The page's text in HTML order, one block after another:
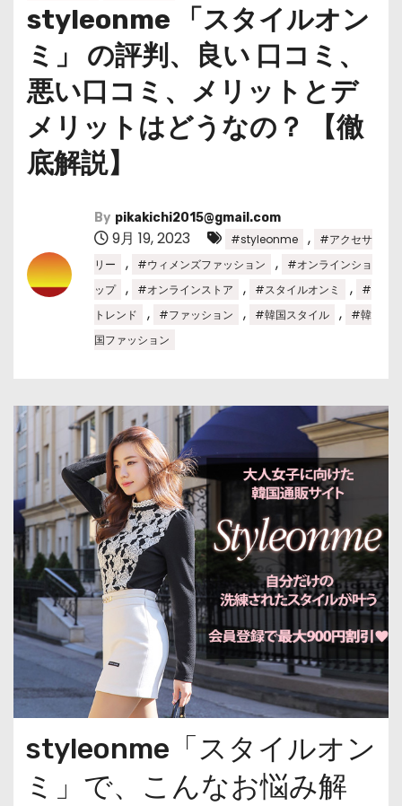
styleonme 「スタイルオン
ミ」 の評判、良い 口コミ、
悪い口コミ、メリットとデ
メリットはどうなの？ 【徹
底解説】
By pikakichi2015@gmail.com
9月 19, 2023 #styleonme ,
#アクセサ
リー
, #ウィメンズファッション ,
#オンラインショ
ップ
, #オンラインストア , #スタイルオンミ ,
#
トレンド
, #ファッション , #韓国スタイル ,
#韓
国ファッション
styleonme「スタイルオン
ミ」で、こんなお悩み解